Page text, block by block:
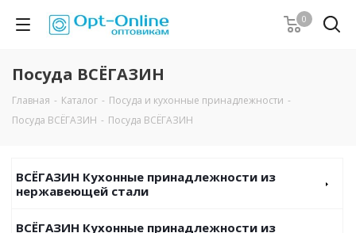
0
Посуда ВСЁГАЗИН
Главная - Каталог - Посуда и кухонные принадлежности -
Посуда ВСЁГАЗИН - Посуда ВСЁГАЗИН
ВСЁГАЗИН Кухонные принадлежности из
нержавеющей стали
ВСЁГАЗИН Кухонные принадлежности из